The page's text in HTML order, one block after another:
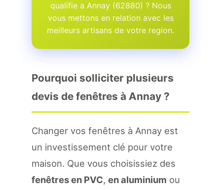
qualifie a Annay (62880) ? Nous
vous mettons en relation avec les
meilleurs artisans de votre region.
Pourquoi solliciter plusieurs
devis de fenêtres à Annay ?
Changer vos fenêtres à Annay est
un investissement clé pour votre
maison. Que vous choisissiez des
fenêtres en PVC, en aluminium ou